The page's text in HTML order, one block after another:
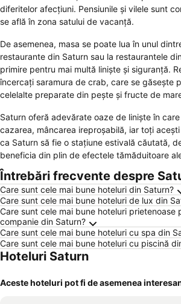
diferitelor afecțiuni. Pensiunile și vilele sunt
se află în zona satului de vacanță.
De asemenea, masa se poate lua în unul
restaurante din Saturn sau la restaurantele
primire pentru mai multă liniște și siguranță.
încercați saramura de crab, care se găsește
celelalte preparate din pește și fructe de
Saturn oferă adevărate oaze de liniște în
cazarea, mâncarea ireproșabilă, iar toți
ca Saturn să fie o stațiune estivală căutată,
beneficia din plin de efectele tămăduitoare
Întrebări frecvente despre
Care sunt cele mai bune hoteluri din Saturn?
Care sunt cele mai bune hoteluri de lux din
Care sunt cele mai bune hoteluri prietenoase
companie din Saturn?
Care sunt cele mai bune hoteluri cu spa din
Care sunt cele mai bune hoteluri cu piscină
Hoteluri Saturn
Aceste hoteluri pot fi de asemenea